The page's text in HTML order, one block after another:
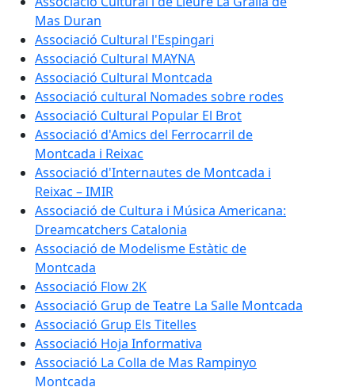
Mas Duran
Associació Cultural l'Espingari
Associació Cultural MAYNA
Associació Cultural Montcada
Associació cultural Nomades sobre rodes
Associació Cultural Popular El Brot
Associació d'Amics del Ferrocarril de
Montcada i Reixac
Associació d'Internautes de Montcada i
Reixac – IMIR
Associació de Cultura i Música Americana:
Dreamcatchers Catalonia
Associació de Modelisme Estàtic de
Montcada
Associació Flow 2K
Associació Grup de Teatre La Salle Montcada
Associació Grup Els Titelles
Associació Hoja Informativa
Associació La Colla de Mas Rampinyo
Montcada